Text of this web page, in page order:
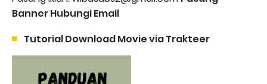
Banner Hubungi Email
Tutorial Download Movie via Trakteer